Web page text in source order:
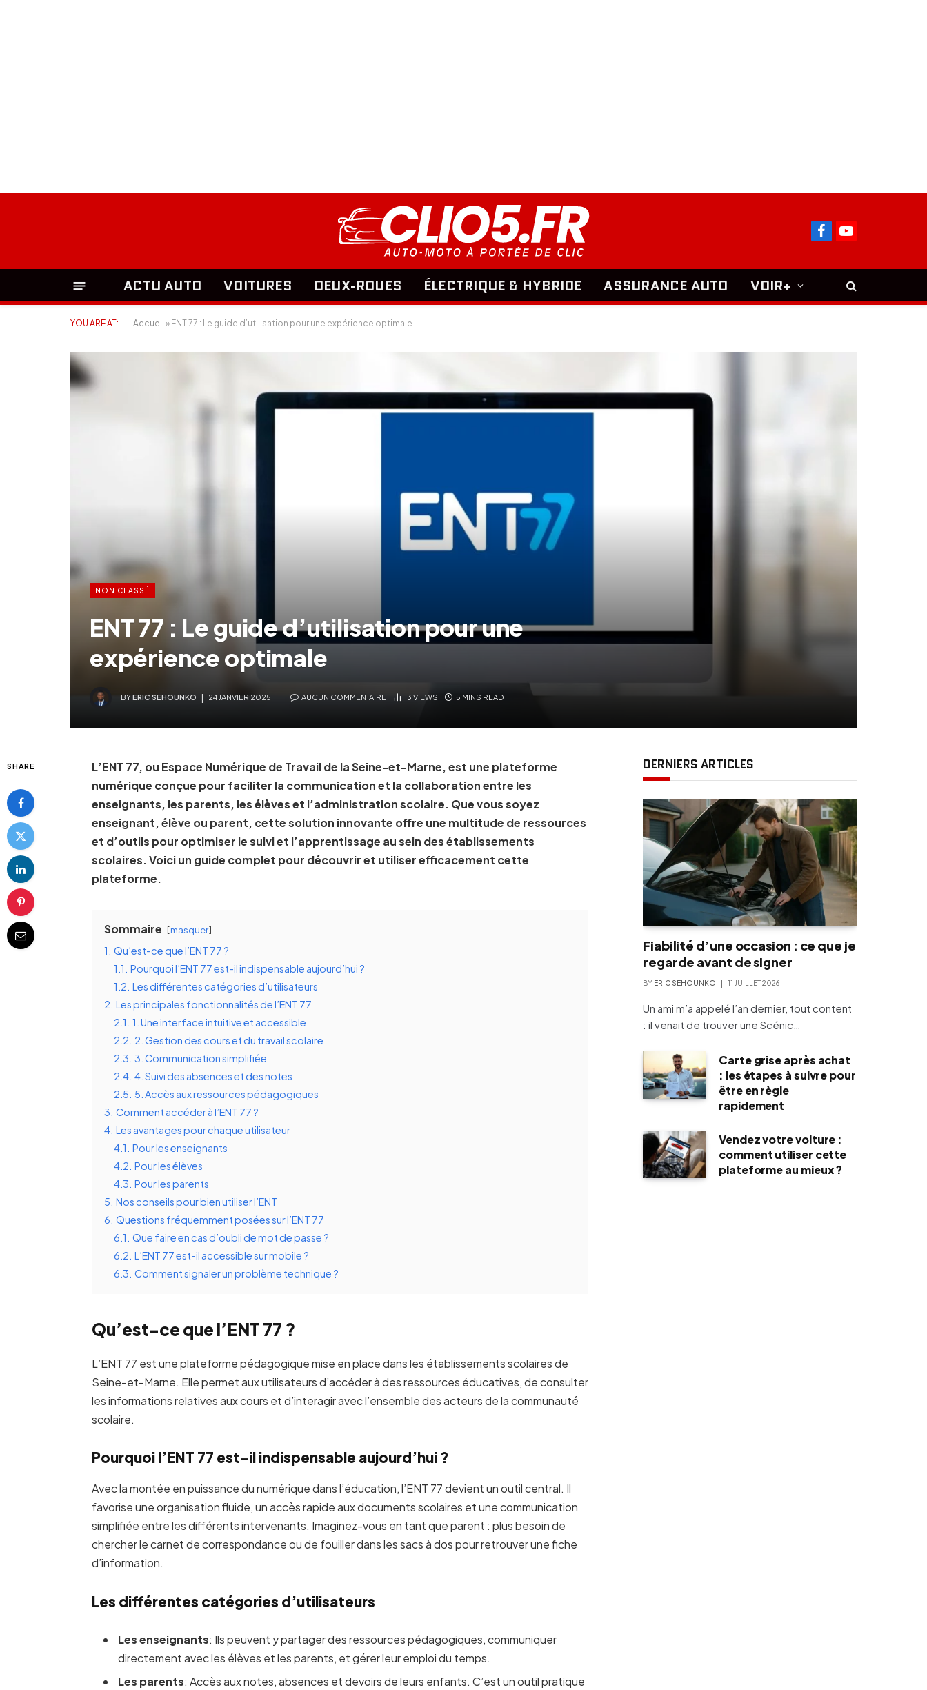
FacebookYouTube
ACTU AUTO VOITURES DEUX-ROUES ÉLECTRIQUE & HYBRIDE ASSURANCE AUTO VOIR+
YOU ARE AT: Accueil » ENT 77 : Le guide d’utilisation pour une expérience optimale
NON CLASSÉ
ENT 77 : Le guide d’utilisation pour une
expérience optimale
BYERIC SEHOUNKO 24 JANVIER 2025 AUCUN COMMENTAIRE 13 VIEWS 5 MINS READ
SHARE
L’ENT 77, ou Espace Numérique de Travail de la Seine-et-Marne, est une plateforme
numérique conçue pour faciliter la communication et la collaboration entre les
enseignants, les parents, les élèves et l’administration scolaire. Que vous soyez
enseignant, élève ou parent, cette solution innovante offre une multitude de ressources
et d’outils pour optimiser le suivi et l’apprentissage au sein des établissements
scolaires. Voici un guide complet pour découvrir et utiliser efficacement cette
plateforme.
Sommaire masquer
1. Qu’est-ce que l’ENT 77 ?
1.1. Pourquoi l’ENT 77 est-il indispensable aujourd’hui ?
1.2. Les différentes catégories d’utilisateurs
2. Les principales fonctionnalités de l’ENT 77
2.1. 1. Une interface intuitive et accessible
2.2. 2. Gestion des cours et du travail scolaire
2.3. 3. Communication simplifiée
2.4. 4. Suivi des absences et des notes
2.5. 5. Accès aux ressources pédagogiques
3. Comment accéder à l’ENT 77 ?
4. Les avantages pour chaque utilisateur
4.1. Pour les enseignants
4.2. Pour les élèves
4.3. Pour les parents
5. Nos conseils pour bien utiliser l’ENT
6. Questions fréquemment posées sur l’ENT 77
6.1. Que faire en cas d’oubli de mot de passe ?
6.2. L’ENT 77 est-il accessible sur mobile ?
6.3. Comment signaler un problème technique ?
Qu’est-ce que l’ENT 77 ?
L’ENT 77 est une plateforme pédagogique mise en place dans les établissements scolaires de
Seine-et-Marne. Elle permet aux utilisateurs d’accéder à des ressources éducatives, de consulter
les informations relatives aux cours et d’interagir avec l’ensemble des acteurs de la communauté
scolaire.
Pourquoi l’ENT 77 est-il indispensable aujourd’hui ?
Avec la montée en puissance du numérique dans l’éducation, l’ENT 77 devient un outil central. Il
favorise une organisation fluide, un accès rapide aux documents scolaires et une communication
simplifiée entre les différents intervenants. Imaginez-vous en tant que parent : plus besoin de
chercher le carnet de correspondance ou de fouiller dans les sacs à dos pour retrouver une fiche
d’information.
Les différentes catégories d’utilisateurs
Les enseignants: Ils peuvent y partager des ressources pédagogiques, communiquer
directement avec les élèves et les parents, et gérer leur emploi du temps.
Les parents: Accès aux notes, absences et devoirs de leurs enfants. C’est un outil pratique
DERNIERS ARTICLES
Fiabilité d’une occasion : ce que je
regarde avant de signer
BY ERIC SEHOUNKO 11 JUILLET 2026
Un ami m’a appelé l’an dernier, tout content
: il venait de trouver une Scénic…
Carte grise après achat
: les étapes à suivre pour
être en règle
rapidement
Vendez votre voiture :
comment utiliser cette
plateforme au mieux ?